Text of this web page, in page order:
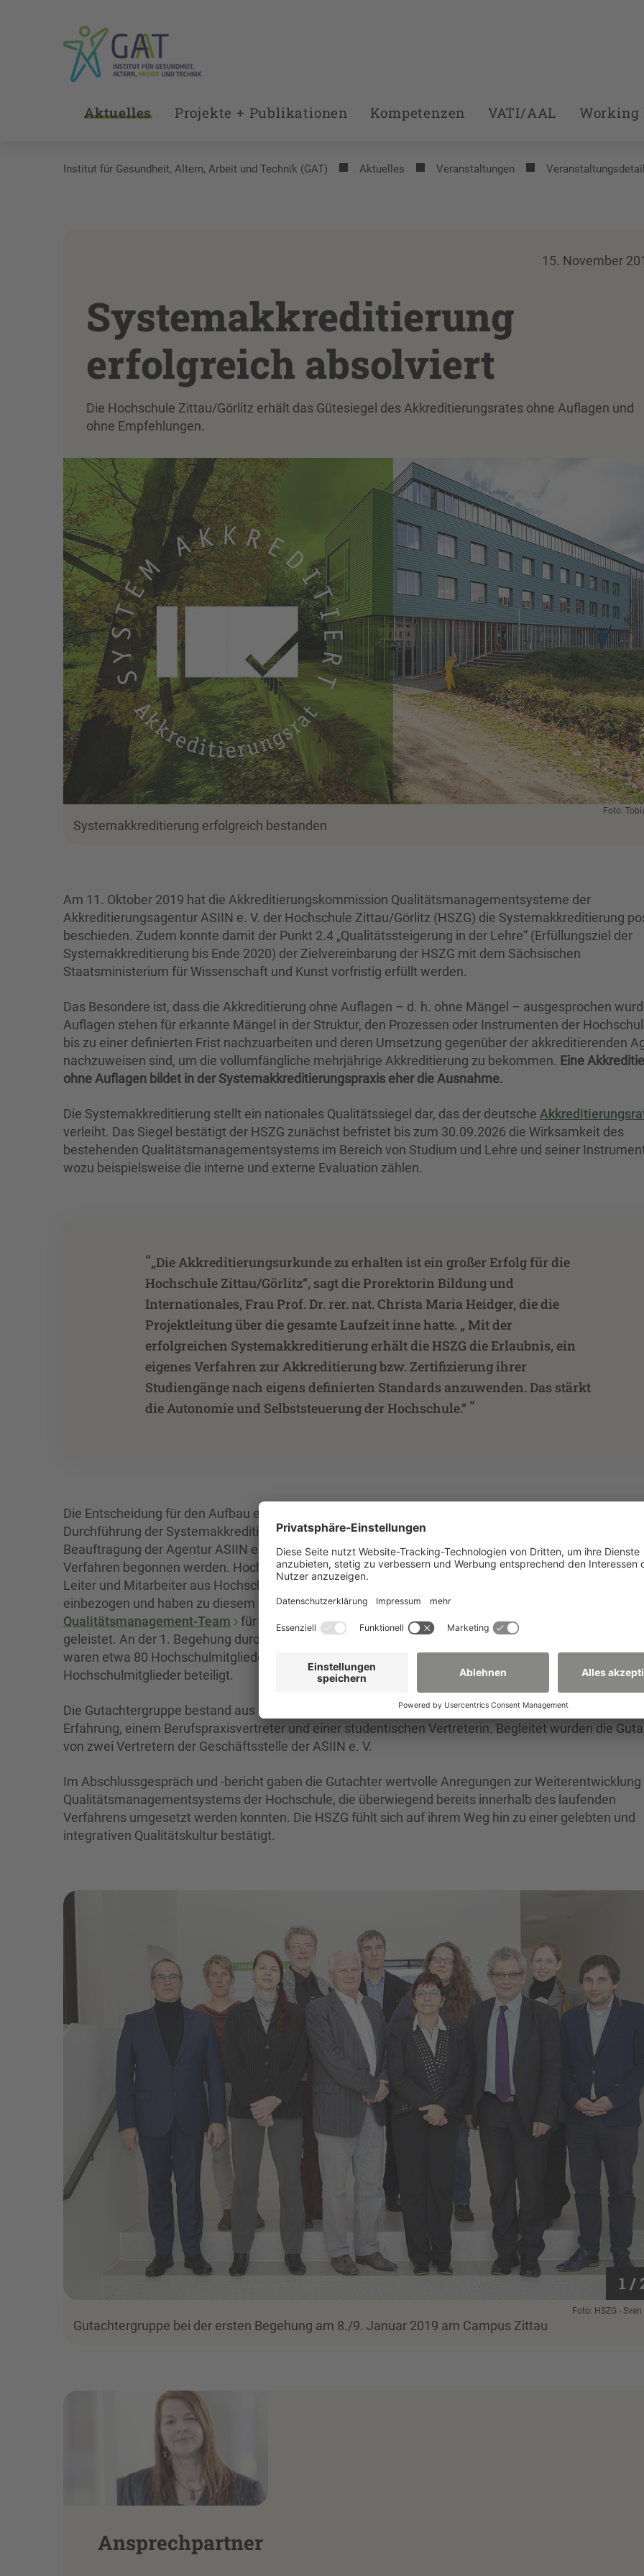
Aktuelles Projekte + Publikationen Kompetenzen VATI/AAL Working
Institut für Gesundheit, Altern, Arbeit und Technik (GAT) Aktuelles Veranstaltungen
15. November
Systemakkreditierung
erfolgreich absolviert
Die Hochschule Zittau/Görlitz erhält das Gütesiegel des Akkreditierungsrates ohne Auflagen und
ohne Empfehlungen.
Foto:
Systemakkreditierung erfolgreich bestanden
Am 11. Oktober 2019 hat die Akkreditierungskommission Qualitätsmanagementsysteme der
Akkreditierungsagentur ASIIN e. V. der Hochschule Zittau/Görlitz (HSZG) die Systemakkreditierung
beschieden. Zudem konnte damit der Punkt 2.4 „Qualitätssteigerung in der Lehre“ (Erfüllungsziel der
Systemakkreditierung bis Ende 2020) der Zielvereinbarung der HSZG mit dem Sächsischen
Staatsministerium für Wissenschaft und Kunst vorfristig erfüllt werden.
Das Besondere ist, dass die Akkreditierung ohne Auflagen – d. h. ohne Mängel – ausgesprochen
Auflagen stehen für erkannte Mängel in der Struktur, den Prozessen oder Instrumenten der
bis zu einer definierten Frist nachzuarbeiten und deren Umsetzung gegenüber der akkreditierenden
nachzuweisen sind, um die vollumfängliche mehrjährige Akkreditierung zu bekommen. Eine
ohne Auflagen bildet in der Systemakkreditierungspraxis eher die Ausnahme.
Die Systemakkreditierung stellt ein nationales Qualitätssiegel dar, das der deutsche
verleiht. Das Siegel bestätigt der HSZG zunächst befristet bis zum 30.09.2026 die Wirksamkeit des
bestehenden Qualitätsmanagementsystems im Bereich von Studium und Lehre und seiner
wozu beispielsweise die interne und externe Evaluation zählen.
“„Die Akkreditierungsurkunde zu erhalten ist ein großer Erfolg für die
Hochschule Zittau/Görlitz“, sagt die Prorektorin Bildung und
Internationales, Frau Prof. Dr. rer. nat. Christa Maria Heidger, die die
Projektleitung über die gesamte Laufzeit inne hatte. „ Mit der
erfolgreichen Systemakkreditierung erhält die HSZG die Erlaubnis, ein
eigenes Verfahren zur Akkreditierung bzw. Zertifizierung ihrer
Studiengänge nach eigens definierten Standards anzuwenden. Das stärkt
die Autonomie und Selbststeuerung der Hochschule.“ ”
Die Entscheidung für den Aufbau eines akkreditierungsfähigen Qualitätsmanagementsystems und zur
Durchführung der Systemakkreditierung traf die Hochschulleitung bereits im Juli 2016. Die Auswahl
Beauftragung der Agentur ASIIN e. V. erfolgten dann im Herbst 2017. Somit konnte mit dem
Verfahren begonnen werden. Hochschulmitglieder aus allen Bereichen (Hochschul- und
Leiter und Mitarbeiter aus Hochschulverwaltung und zentralen Einrichtungen, Studierende) der HSZG
einbezogen und haben zu diesem großartigen Erfolg beigetragen. Insbesondere das
Qualitätsmanagement-Team
für Studium und Lehre an unserer Hochschule hat eine hervorragende
geleistet. An der 1. Begehung durch eine Gutachtergruppe vom ASIIN e. V. am Hochschulstandort
waren etwa 80 Hochschulmitglieder, an der 2. Begehung am Hochschulstandort Görlitz noch einmal
Hochschulmitglieder beteiligt.
Die Gutachtergruppe bestand aus drei externen Hochschullehrern mit Leitungs- bzw. internationaler
Erfahrung, einem Berufspraxisvertreter und einer studentischen Vertreterin. Begleitet wurden die
von zwei Vertretern der Geschäftsstelle der ASIIN e. V.
Im Abschlussgespräch und -bericht gaben die Gutachter wertvolle Anregungen zur Weiterentwicklung
Qualitätsmanagementsystems der Hochschule, die überwiegend bereits innerhalb des laufenden
Verfahrens umgesetzt werden konnten. Die HSZG fühlt sich auf ihrem Weg hin zu einer gelebten und
integrativen Qualitätskultur bestätigt.
1 /
Foto: HSZG -
Gutachtergruppe bei der ersten Begehung am 8./9. Januar 2019 am Campus Zittau
Ansprechpartner